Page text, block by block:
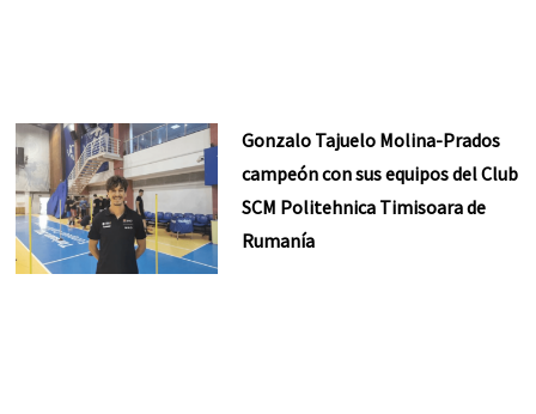
Gonzalo Tajuelo Molina-Prados
campeón con sus equipos del Club
SCM Politehnica Timisoara de
Rumanía